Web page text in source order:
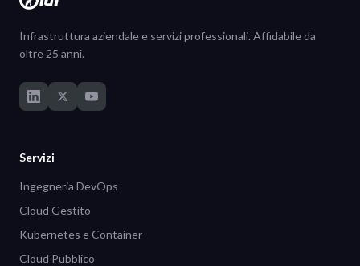
Infrastruttura aziendale e servizi professionali. Affidabile da
oltre 25 anni.
Servizi
Ingegneria DevOps
Cloud Gestito
Kubernetes e Container
Cloud Pubblico